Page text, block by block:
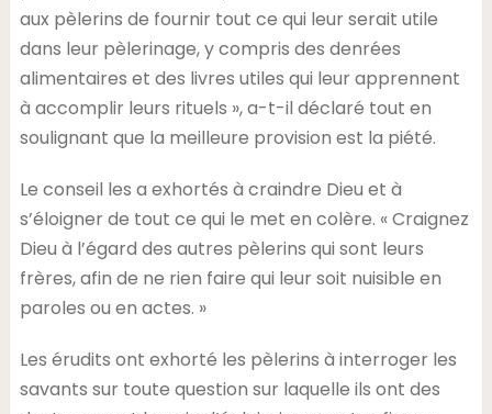
aux pèlerins de fournir tout ce qui leur serait utile
dans leur pèlerinage, y compris des denrées
alimentaires et des livres utiles qui leur apprennent
à accomplir leurs rituels », a-t-il déclaré tout en
soulignant que la meilleure provision est la piété.
Le conseil les a exhortés à craindre Dieu et à
s’éloigner de tout ce qui le met en colère. « Craignez
Dieu à l’égard des autres pèlerins qui sont leurs
frères, afin de ne rien faire qui leur soit nuisible en
paroles ou en actes. »
Les érudits ont exhorté les pèlerins à interroger les
savants sur toute question sur laquelle ils ont des